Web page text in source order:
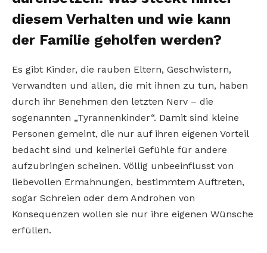
diesem Verhalten und wie kann
der Familie geholfen werden?
Es gibt Kinder, die rauben Eltern, Geschwistern,
Verwandten und allen, die mit ihnen zu tun, haben
durch ihr Benehmen den letzten Nerv – die
sogenannten „Tyrannenkinder“. Damit sind kleine
Personen gemeint, die nur auf ihren eigenen Vorteil
bedacht sind und keinerlei Gefühle für andere
aufzubringen scheinen. Völlig unbeeinflusst von
liebevollen Ermahnungen, bestimmtem Auftreten,
sogar Schreien oder dem Androhen von
Konsequenzen wollen sie nur ihre eigenen Wünsche
erfüllen.